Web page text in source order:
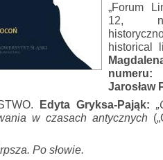
„Forum
12,
historical
numeru:
Jarosław
Edyta Gryksa-Pająk:
w czasach antycznych
Po słowie.